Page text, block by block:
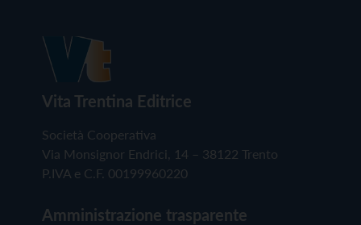
Vita Trentina Editrice
Società Cooperativa
Via Monsignor Endrici, 14 – 38122 Trento
P.IVA e C.F. 00199960220
Amministrazione trasparente